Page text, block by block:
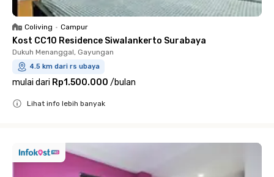
Coliving • Campur
Kost CC10 Residence Siwalankerto Surabaya
Dukuh Menanggal, Gayungan
4.5 km dari rs ubaya
mulai dari Rp1.500.000 /bulan
Lihat info lebih banyak